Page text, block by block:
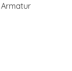
Armatur